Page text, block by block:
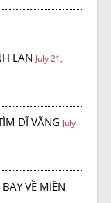
LAN July 21,
DĨ VÃNG July
VỀ MIỀN